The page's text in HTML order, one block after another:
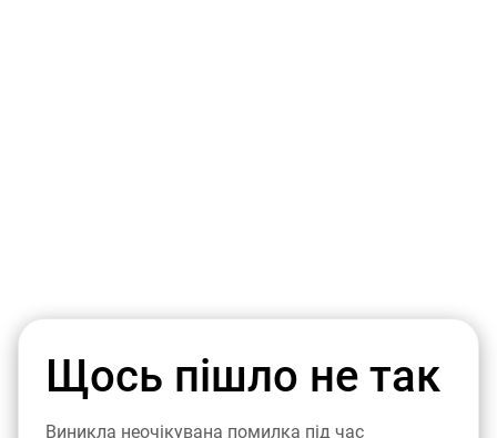
Щось пішло не так
Виникла неочікувана помилка під час